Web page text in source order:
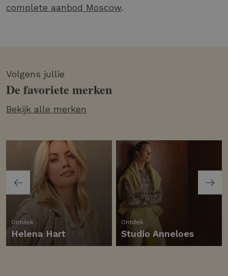
complete aanbod Moscow.
Volgens jullie
De favoriete merken
Bekijk alle merken
Ontdek
Helena Hart
Ontdek
Studio Anneloes